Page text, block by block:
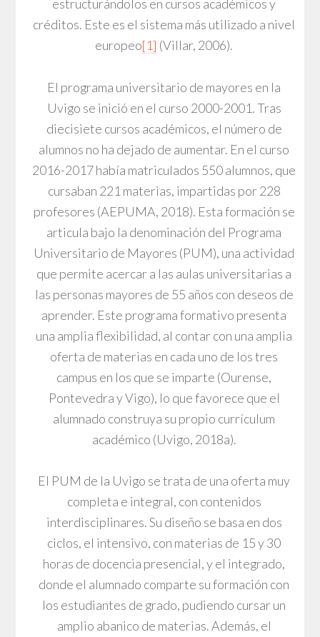
estructurándolos en cursos académicos y
créditos. Este es el sistema más utilizado a nivel
europeo[1] (Villar, 2006).
El programa universitario de mayores en la
Uvigo se inició en el curso 2000-2001. Tras
diecisiete cursos académicos, el número de
alumnos no ha dejado de aumentar. En el curso
2016-2017 había matriculados 550 alumnos, que
cursaban 221 materias, impartidas por 228
profesores (AEPUMA, 2018). Esta formación se
articula bajo la denominación del Programa
Universitario de Mayores (PUM), una actividad
que permite acercar a las aulas universitarias a
las personas mayores de 55 años con deseos de
aprender. Este programa formativo presenta
una amplia flexibilidad, al contar con una amplia
oferta de materias en cada uno de los tres
campus en los que se imparte (Ourense,
Pontevedra y Vigo), lo que favorece que el
alumnado construya su propio currículum
académico (Uvigo, 2018a).
El PUM de la Uvigo se trata de una oferta muy
completa e integral, con contenidos
interdisciplinares. Su diseño se basa en dos
ciclos, el intensivo, con materias de 15 y 30
horas de docencia presencial, y el integrado,
donde el alumnado comparte su formación con
los estudiantes de grado, pudiendo cursar un
amplio abanico de materias. Además, el